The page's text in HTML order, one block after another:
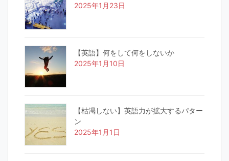
2025年1月23日
【英語】何をして何をしないか
2025年1月10日
【枯渇しない】英語力が拡大するパター
ン
2025年1月1日